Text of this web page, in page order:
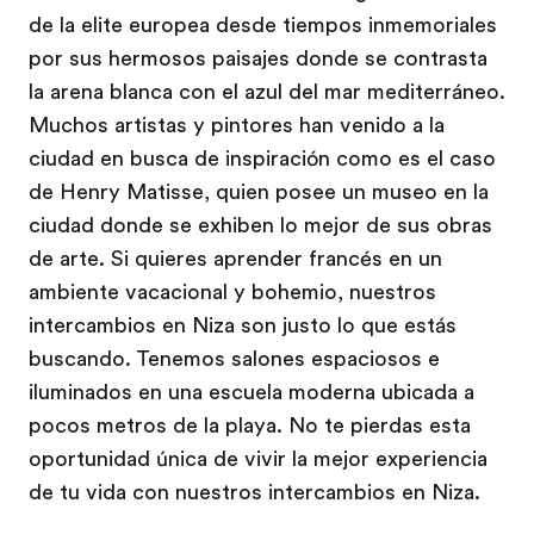
de la elite europea desde tiempos inmemoriales
por sus hermosos paisajes donde se contrasta
la arena blanca con el azul del mar mediterráneo.
Muchos artistas y pintores han venido a la
ciudad en busca de inspiración como es el caso
de Henry Matisse, quien posee un museo en la
ciudad donde se exhiben lo mejor de sus obras
de arte. Si quieres aprender francés en un
ambiente vacacional y bohemio, nuestros
intercambios en Niza son justo lo que estás
buscando. Tenemos salones espaciosos e
iluminados en una escuela moderna ubicada a
pocos metros de la playa. No te pierdas esta
oportunidad única de vivir la mejor experiencia
de tu vida con nuestros intercambios en Niza.